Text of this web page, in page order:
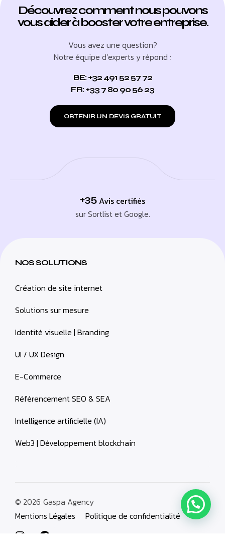
Découvrez comment nous pouvons
vous aider à booster votre entreprise.
Vous avez une question?
Notre équipe d’experts y répond :
BE: +32 491 52 57 72
FR: +33 7 80 90 56 23
OBTENIR UN DEVIS GRATUIT
+35 Avis certifiés
sur Sortlist et Google.
NOS SOLUTIONS
Création de site internet
Solutions sur mesure
Identité visuelle | Branding
UI / UX Design
E-Commerce
Référencement SEO & SEA
Intelligence artificielle (IA)
Web3 | Développement blockchain
© 2026 Gaspa Agency
Mentions Légales
Politique de confidentialité